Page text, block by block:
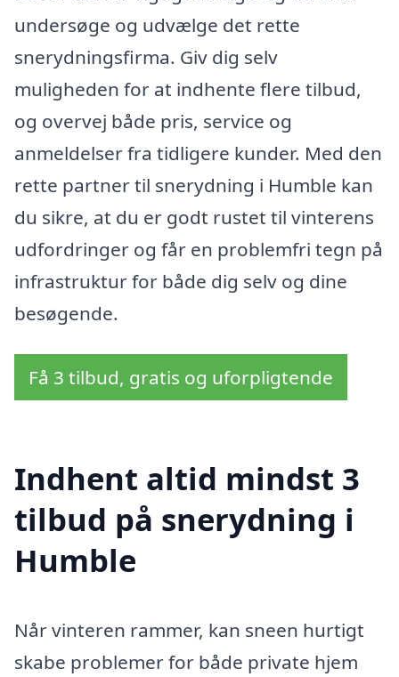
undersøge og udvælge det rette
snerydningsfirma. Giv dig selv
muligheden for at indhente flere tilbud,
og overvej både pris, service og
anmeldelser fra tidligere kunder. Med den
rette partner til snerydning i Humble kan
du sikre, at du er godt rustet til vinterens
udfordringer og får en problemfri tegn på
infrastruktur for både dig selv og dine
besøgende.
Få 3 tilbud, gratis og uforpligtende
Indhent altid mindst 3
tilbud på snerydning i
Humble
Når vinteren rammer, kan sneen hurtigt
skabe problemer for både private hjem